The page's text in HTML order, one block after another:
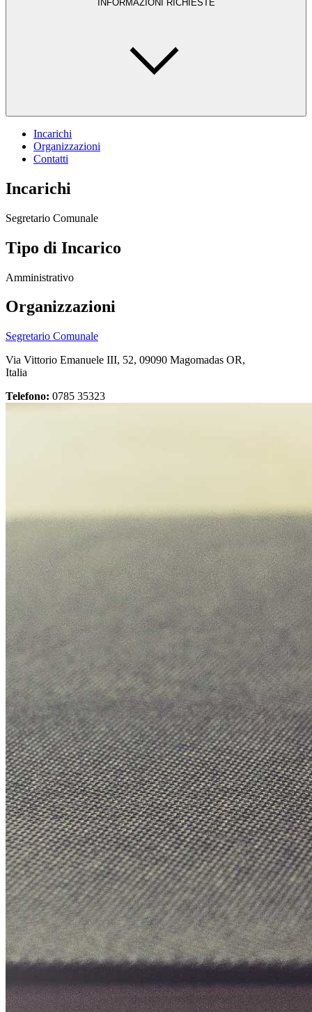
INFORMAZIONI RICHIESTE
Incarichi
Organizzazioni
Contatti
Incarichi
Segretario Comunale
Tipo di Incarico
Amministrativo
Organizzazioni
Segretario Comunale
Via Vittorio Emanuele III, 52, 09090 Magomadas OR,
Italia
Telefono: 0785 35323